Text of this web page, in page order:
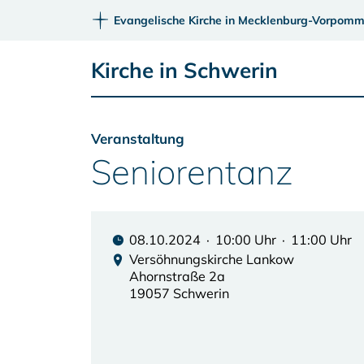
Evangelische Kirche in Mecklenburg-
Kirche in Schwerin
Veranstaltung
Seniorentanz
08.10.2024 · 10:00 Uhr · 11:00 Uhr
Versöhnungskirche Lankow
Ahornstraße 2a
19057 Schwerin